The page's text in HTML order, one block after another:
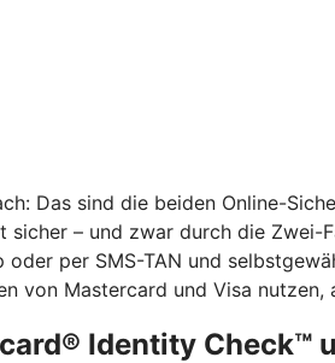
Das sind die beiden Online-
– und zwar durch die
per SMS-TAN und
von Mastercard und Visa
Identity Check™